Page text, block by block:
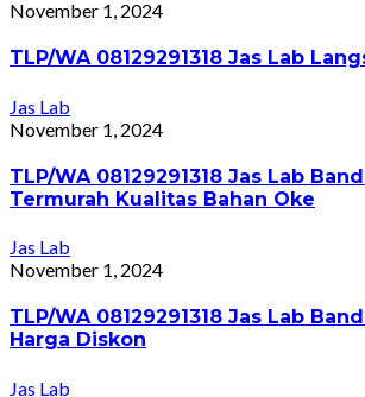
November 1, 2024
TLP/WA 08129291318 Jas Lab
Jas Lab
November 1, 2024
TLP/WA 08129291318 Jas Lab
Termurah Kualitas Bahan Oke
Jas Lab
November 1, 2024
TLP/WA 08129291318 Jas Lab
Harga Diskon
Jas Lab